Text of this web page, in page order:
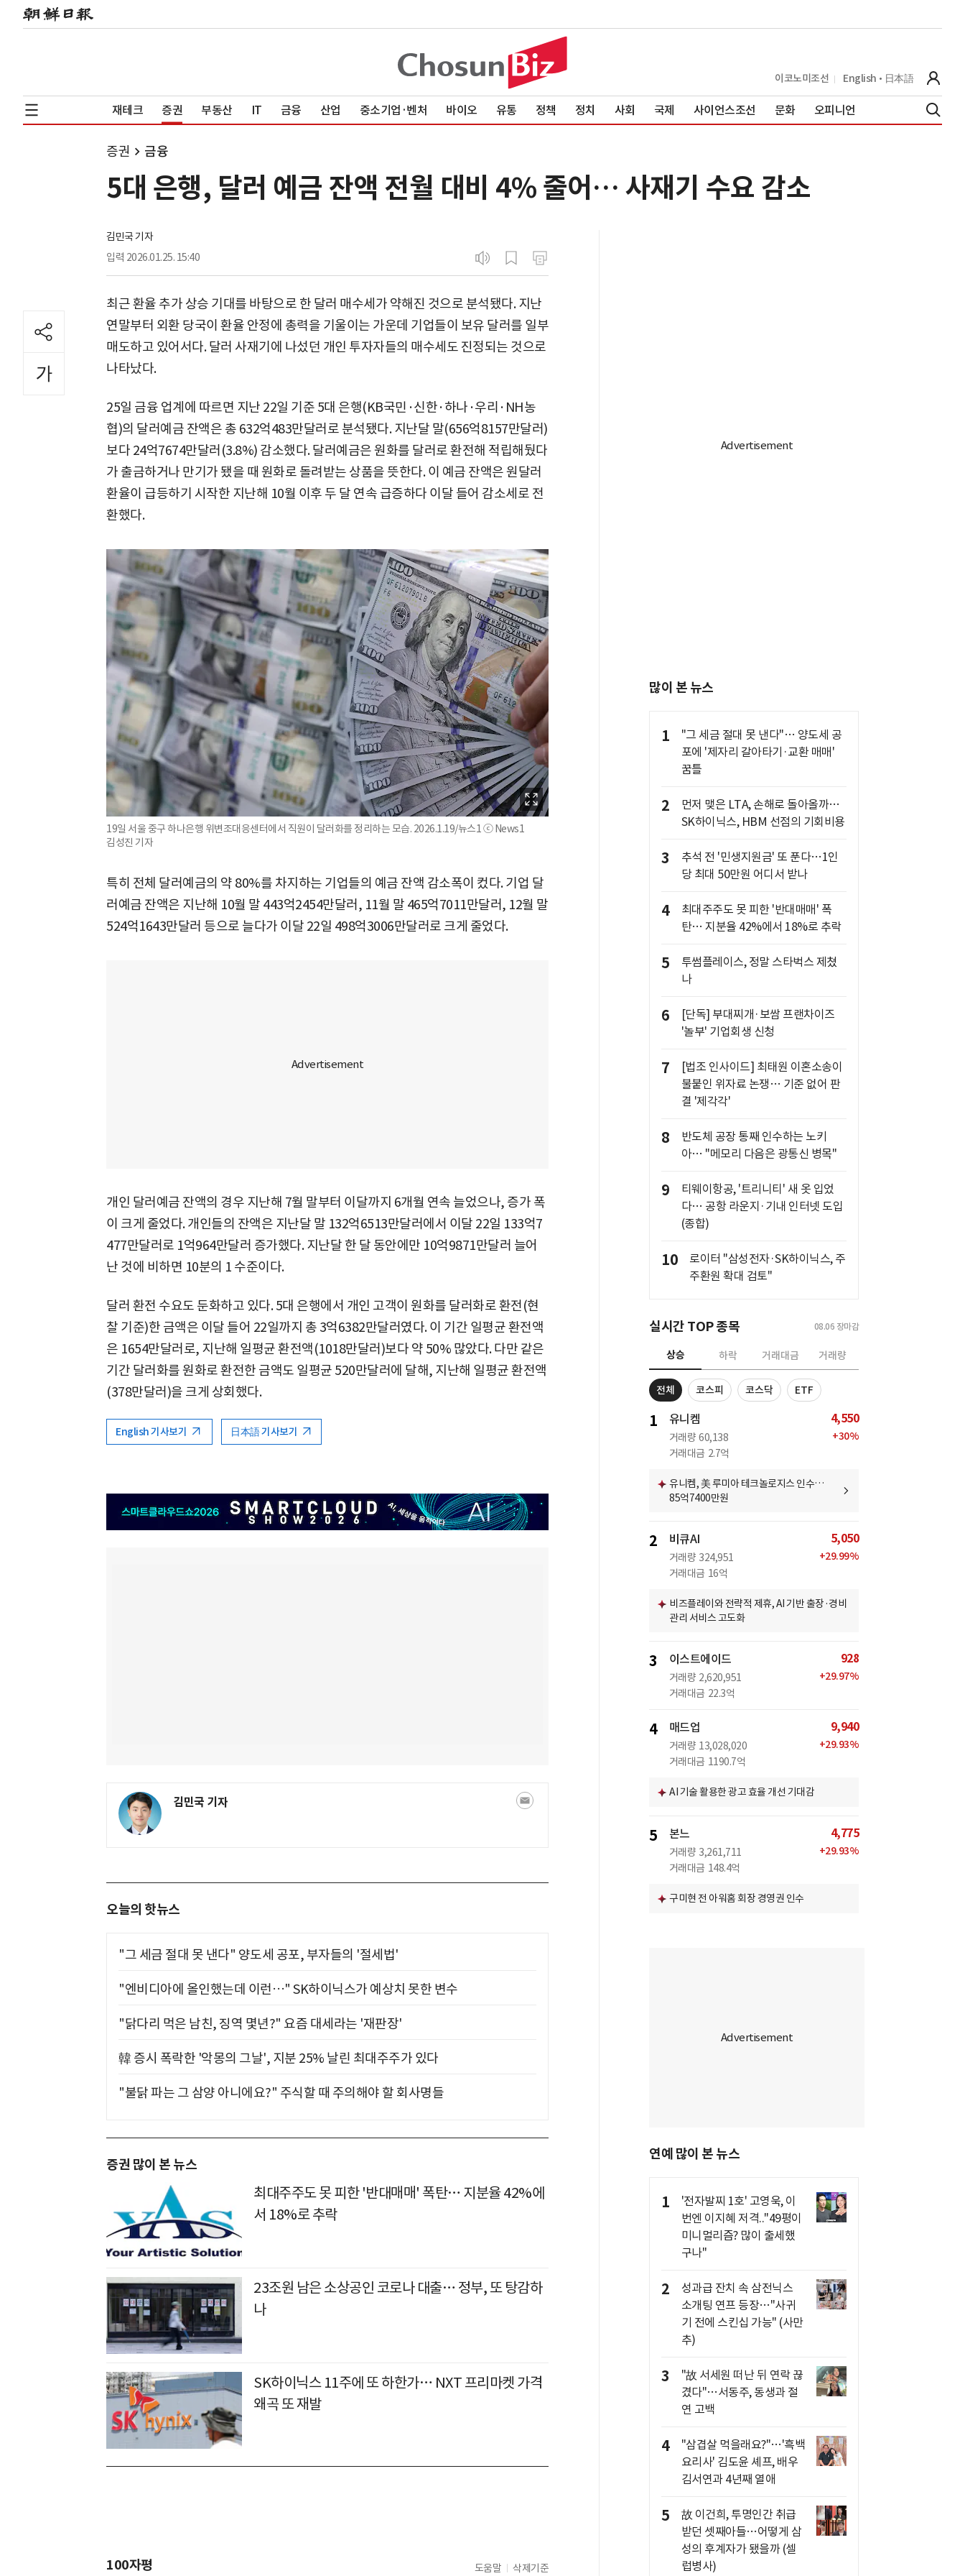
이코노미조선 English 日本語
재테크 증권 부동산 IT 금융 산업 중소기업·벤처 바이오 유통 정책 정치 사회 국제 사이언스조선 문화 오피니언
증권 금융
5대 은행, 달러 예금 잔액 전월 대비 4% 줄어… 사재기 수요 감소
김민국 기자
입력 2026.01.25. 15:40
최근 환율 추가 상승 기대를 바탕으로 한 달러 매수세가 약해진 것으로 분석됐다. 지난
연말부터 외환 당국이 환율 안정에 총력을 기울이는 가운데 기업들이 보유 달러를 일부
매도하고 있어서다. 달러 사재기에 나섰던 개인 투자자들의 매수세도 진정되는 것으로
나타났다.
25일 금융 업계에 따르면 지난 22일 기준 5대 은행(KB국민·신한·하나·우리·NH농
협)의 달러예금 잔액은 총 632억483만달러로 분석됐다. 지난달 말(656억8157만달러)
보다 24억7674만달러(3.8%) 감소했다. 달러예금은 원화를 달러로 환전해 적립해뒀다
가 출금하거나 만기가 됐을 때 원화로 돌려받는 상품을 뜻한다. 이 예금 잔액은 원달러
환율이 급등하기 시작한 지난해 10월 이후 두 달 연속 급증하다 이달 들어 감소세로 전
환했다.
19일 서울 중구 하나은행 위변조대응센터에서 직원이 달러화를 정리하는 모습. 2026.1.19/뉴스1 ⓒ News1
김성진 기자
특히 전체 달러예금의 약 80%를 차지하는 기업들의 예금 잔액 감소폭이 컸다. 기업 달
러예금 잔액은 지난해 10월 말 443억2454만달러, 11월 말 465억7011만달러, 12월 말
524억1643만달러 등으로 늘다가 이달 22일 498억3006만달러로 크게 줄었다.
개인 달러예금 잔액의 경우 지난해 7월 말부터 이달까지 6개월 연속 늘었으나, 증가 폭
이 크게 줄었다. 개인들의 잔액은 지난달 말 132억6513만달러에서 이달 22일 133억7
477만달러로 1억964만달러 증가했다. 지난달 한 달 동안에만 10억9871만달러 늘어
난 것에 비하면 10분의 1 수준이다.
달러 환전 수요도 둔화하고 있다. 5대 은행에서 개인 고객이 원화를 달러화로 환전(현
찰 기준)한 금액은 이달 들어 22일까지 총 3억6382만달러였다. 이 기간 일평균 환전액
은 1654만달러로, 지난해 일평균 환전액(1018만달러)보다 약 50% 많았다. 다만 같은
기간 달러화를 원화로 환전한 금액도 일평균 520만달러에 달해, 지난해 일평균 환전액
(378만달러)을 크게 상회했다.
English 기사보기 日本語 기사보기
김민국 기자
오늘의 핫뉴스
"그 세금 절대 못 낸다" 양도세 공포, 부자들의 '절세법'
"엔비디아에 올인했는데 이런…" SK하이닉스가 예상치 못한 변수
"닭다리 먹은 남친, 징역 몇년?" 요즘 대세라는 '재판장'
韓 증시 폭락한 '악몽의 그날', 지분 25% 날린 최대주주가 있다
"불닭 파는 그 삼양 아니에요?" 주식할 때 주의해야 할 회사명들
증권 많이 본 뉴스
최대주주도 못 피한 '반대매매' 폭탄… 지분율 42%에
서 18%로 추락
23조원 남은 소상공인 코로나 대출… 정부, 또 탕감하
나
SK하이닉스 11주에 또 하한가… NXT 프리마켓 가격
왜곡 또 재발
100자평 도움말 삭제기준
많이 본 뉴스
1
"그 세금 절대 못 낸다"… 양도세 공
포에 '제자리 갈아타기·교환 매매'
꿈틀
2
먼저 맺은 LTA, 손해로 돌아올까…
SK하이닉스, HBM 선점의 기회비용
3
추석 전 '민생지원금' 또 푼다…1인
당 최대 50만원 어디서 받나
4
최대주주도 못 피한 '반대매매' 폭
탄… 지분율 42%에서 18%로 추락
5
투썸플레이스, 정말 스타벅스 제쳤
나
6
[단독] 부대찌개·보쌈 프랜차이즈
'놀부' 기업회생 신청
7
[법조 인사이드] 최태원 이혼소송이
불붙인 위자료 논쟁… 기준 없어 판
결 '제각각'
8
반도체 공장 통째 인수하는 노키
아… "메모리 다음은 광통신 병목"
9
티웨이항공, '트리니티' 새 옷 입었
다… 공항 라운지·기내 인터넷 도입
(종합)
10
로이터 "삼성전자·SK하이닉스, 주
주환원 확대 검토"
실시간 TOP 종목 08.06 장마감
상승 하락 거래대금 거래량
전체 코스피 코스닥 ETF
1 유니켐
거래량 60,138
거래대금 2.7억
4,550
+30%
유니켐, 美 루미아 테크놀로지스 인수…
85억7400만원
2 비큐AI
거래량 324,951
거래대금 16억
5,050
+29.99%
비즈플레이와 전략적 제휴, AI 기반 출장·경비
관리 서비스 고도화
3 이스트에이드
거래량 2,620,951
거래대금 22.3억
928
+29.97%
4 매드업
거래량 13,028,020
거래대금 1190.7억
9,940
+29.93%
AI 기술 활용한 광고 효율 개선 기대감
5 본느
거래량 3,261,711
거래대금 148.4억
4,775
+29.93%
구미현 전 아워홈 회장 경영권 인수
연예 많이 본 뉴스
1
'전자발찌 1호' 고영욱, 이
번엔 이지혜 저격.."49평이
미니멀리즘? 많이 출세했
구나"
2
성과급 잔치 속 삼전닉스
소개팅 연프 등장…"사귀
기 전에 스킨십 가능" (사만
추)
3
"故 서세원 떠난 뒤 연락 끊
겼다"…서동주, 동생과 절
연 고백
4
"삼겹살 먹을래요?"…'흑백
요리사' 김도윤 셰프, 배우
김서연과 4년째 열애
5
故 이건희, 투명인간 취급
받던 셋째아들…어떻게 삼
성의 후계자가 됐을까 (셀
럽병사)